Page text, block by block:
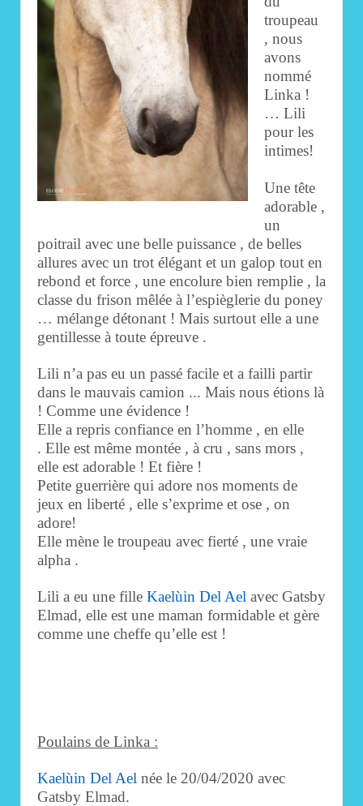
troupeau
, nous
avons
nommé
Linka !
… Lili
pour les
intimes!
Une tête
adorable ,
un
poitrail avec une belle puissance , de belles
allures avec un trot élégant et un galop tout en
rebond et force , une encolure bien remplie , la
classe du frison mêlée à l’espièglerie du poney
… mélange détonant ! Mais surtout elle a une
gentillesse à toute épreuve .
Lili n’a pas eu un passé facile et a failli partir
dans le mauvais camion ... Mais nous étions là
! Comme une évidence !
Elle a repris confiance en l’homme , en elle
. Elle est même montée , à cru , sans mors ,
elle est adorable ! Et fière !
Petite guerrière qui adore nos moments de
jeux en liberté , elle s’exprime et ose , on
adore!
Elle mène le troupeau avec fierté , une vraie
alpha .
Lili a eu une fille Kaelùin Del Ael avec Gatsby
Elmad, elle est une maman formidable et gère
comme une cheffe qu’elle est !
Poulains de Linka :
Kaelùin Del Ael née le 20/04/2020 avec
Gatsby Elmad.